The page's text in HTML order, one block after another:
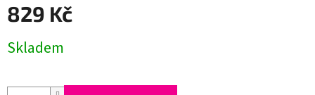
829 Kč
cena:
Skladem